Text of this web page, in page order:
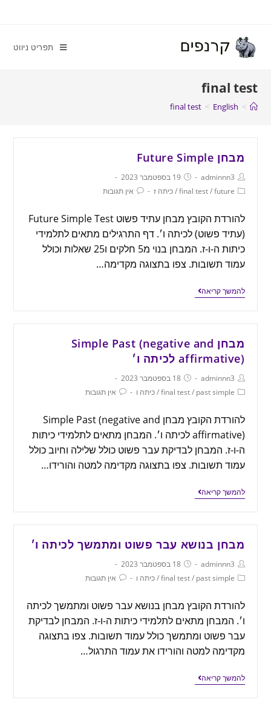
תפריט ניווט
final test
>
English
>
final test
מבחן Future Simple
adminnn3
19 בספטמבר 2023
final test / future
/ כיתה ז אין תגובות
להורדת הקובץ מבחן עתיד פשוט Future Simple Test
(עתיד פשוט) לכיתה ו׳. דף התרגילים מתאים לתלמידי
כיתות ה-ו-ז. המבחן בנוי מ5 חלקים ו25 שאלות וכולל
עמוד תשובות. צפו בתצוגה מקדימה…
להמשך קריאה
מבחן Simple Past (negative and
affirmative) לכיתה ו׳
adminnn3
18 בספטמבר 2023
final test / past simple
/ כיתה ו אין תגובות
להורדת הקובץ מבחן Simple Past (negative and
affirmative) לכיתה ו׳. המבחן מתאים לתלמידי כיתות
ה-ו-ז. המבחן לבדיקת עבר פשוט כולל שלילה וחיוב כולל
עמוד תשובות. צפו בתצוגה מקדימה למטה והורידו…
להמשך קריאה
מבחן בנושא עבר פשוט ומתמשך לכיתה ו׳
adminnn3
18 בספטמבר 2023
final test / past simple
/ כיתה ו אין תגובות
להורדת הקובץ מבחן בנושא עבר פשוט ומתמשך לכיתה
ו׳. המבחן מתאים לתלמידי כיתות ה-ו-ז. המבחן לבדיקת
עבר פשוט ומתמשך כולל עמוד תשובות. צפו בתצוגה
מקדימה למטה והורידו את עמוד התרגול…
להמשך קריאה